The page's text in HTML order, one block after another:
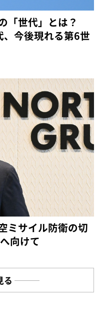
「世代」とは？
今後現れる第6世
ミサイル防衛の切
向けて
る